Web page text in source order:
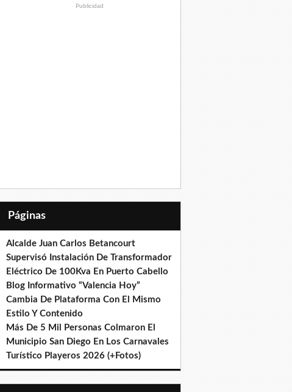
Publicidad
Páginas
Alcalde Juan Carlos Betancourt
Supervisó Instalación De Transformador
Eléctrico De 100Kva En Puerto Cabello
Blog Informativo “Valencia Hoy”
Cambia De Plataforma Con El Mismo
Estilo Y Contenido
Más De 5 Mil Personas Colmaron El
Municipio San Diego En Los Carnavales
Turístico Playeros 2026 (+Fotos)